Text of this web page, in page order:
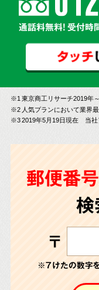
通話料無料! 受付時
※1 東京商工リサーチ2019年
※2 人気プランにおいて業界最
※3 2019年5月19日現在 当社
郵便番号
検
〒
※７けたの数字